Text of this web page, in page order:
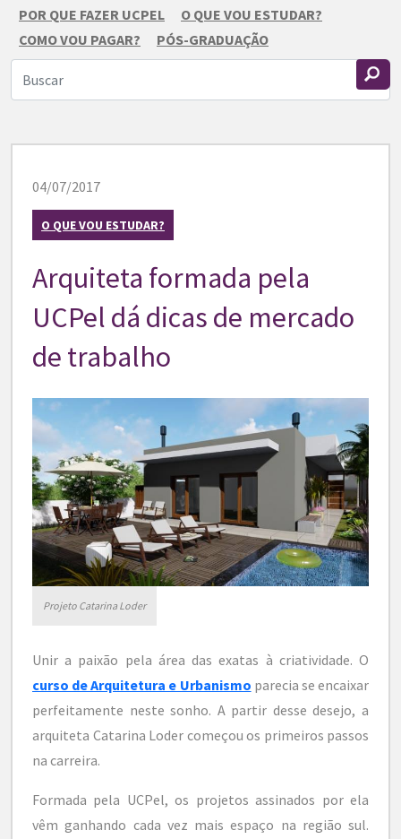
POR QUE FAZER UCPEL
O QUE VOU ESTUDAR?
COMO VOU PAGAR?
PÓS-GRADUAÇÃO
04/07/2017
O QUE VOU ESTUDAR?
Arquiteta formada pela
UCPel dá dicas de mercado
de trabalho
Projeto Catarina Loder
Unir a paixão pela área das exatas à criatividade. O
curso de Arquitetura e Urbanismo parecia se encaixar
perfeitamente neste sonho. A partir desse desejo, a
arquiteta Catarina Loder começou os primeiros passos
na carreira.
Formada pela UCPel, os projetos assinados por ela
vêm ganhando cada vez mais espaço na região sul.